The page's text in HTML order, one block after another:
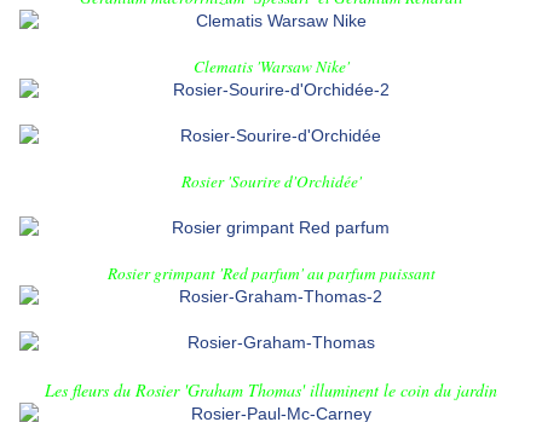
Clematis 'Warsaw Nike'
Rosier 'Sourire d'Orchidée'
Rosier grimpant 'Red parfum' au parfum puissant
Les fleurs du Rosier 'Graham Thomas' illuminent le coin du jardin